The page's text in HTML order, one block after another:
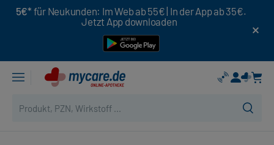
5€* für Neukunden: Im Web ab 55€ | In der App ab 35€.
Jetzt App downloaden